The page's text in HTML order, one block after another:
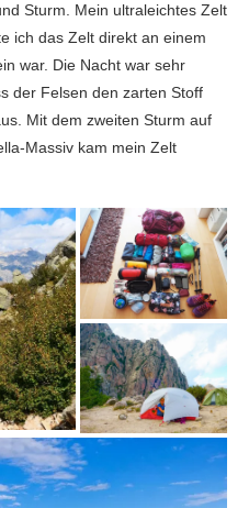
Sturm. Mein ultraleichtes Zelt
ich das Zelt direkt an einem
war. Die Nacht war sehr
der Felsen den zarten Stoff
Mit dem zweiten Sturm auf
Massiv kam mein Zelt